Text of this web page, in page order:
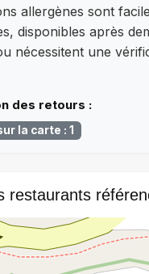
allergènes sont
disponibles après
nécessitent une
des retours :
la carte : 1
restaurants